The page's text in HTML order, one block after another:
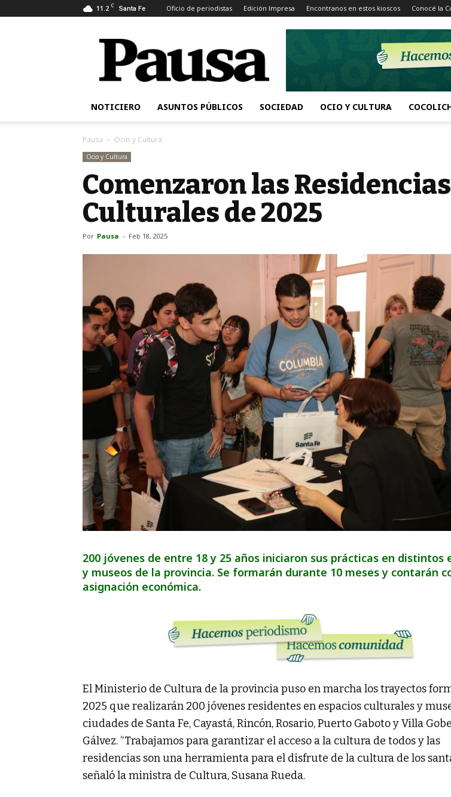
11.2 C Santa Fe Oficio de periodistas Edición Impresa Encontranos en estos kioscos Conocé la
Pausa
NOTICIERO ASUNTOS PÚBLICOS SOCIEDAD OCIO Y CULTURA
Pausa Ocio y Cultura
Ocio y Cultura
Comenzaron las Residencias
Culturales de 2025
Por Pausa - Feb 18, 2025
200 jóvenes de entre 18 y 25 años iniciaron sus prácticas en distintos
y museos de la provincia. Se formarán durante 10 meses y contarán
asignación económica.
El Ministerio de Cultura de la provincia puso en marcha los trayectos
2025 que realizarán 200 jóvenes residentes en espacios culturales y
ciudades de Santa Fe, Cayastá, Rincón, Rosario, Puerto Gaboto y Villa
Gálvez. “Trabajamos para garantizar el acceso a la cultura de todos y las
residencias son una herramienta para el disfrute de la cultura de los
señaló la ministra de Cultura, Susana Rueda.